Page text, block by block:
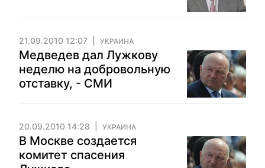
21.09.2010 12:07 УКРАИНА
Медведев дал Лужкову
неделю на добровольную
отставку, - СМИ
20.09.2010 14:28 УКРАИНА
В Москве создается
комитет спасения